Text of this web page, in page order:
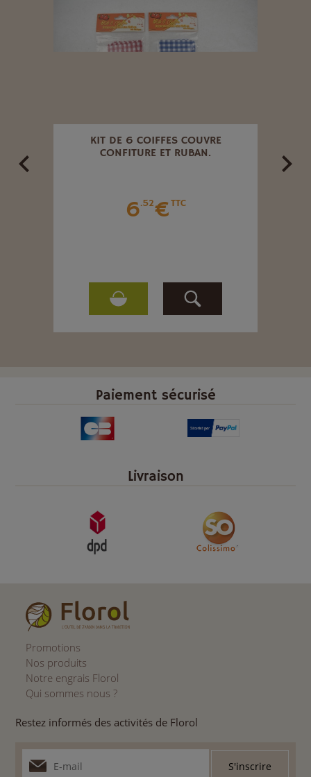
KIT DE 6 COIFFES COUVRE
CONFITURE ET RUBAN.
6.52€TTC
Paiement sécurisé
Livraison
Promotions
Nos produits
Notre engrais Florol
Qui sommes nous ?
Restez informés des activités de Florol